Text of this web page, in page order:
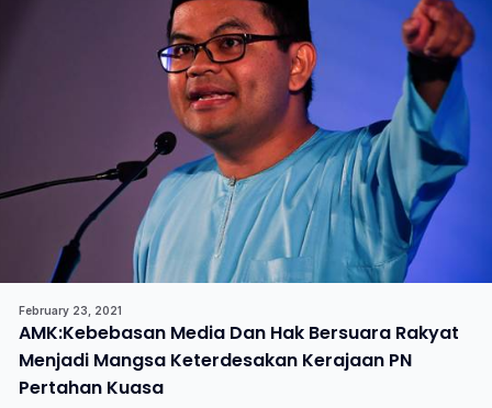
February 23, 2021
AMK:Kebebasan Media Dan Hak Bersuara Rakyat
Menjadi Mangsa Keterdesakan Kerajaan PN
Pertahan Kuasa